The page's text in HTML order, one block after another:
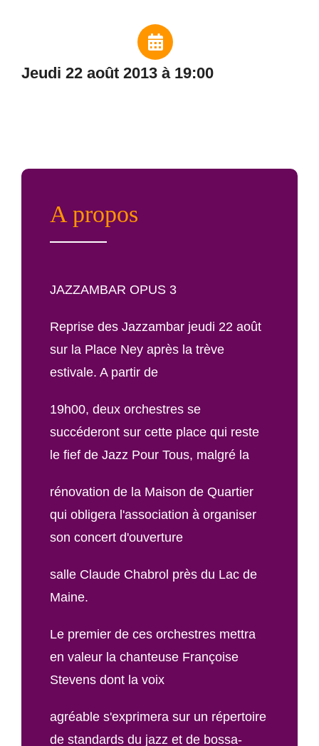
jeudi 22 août 2013 à 19:00
A propos
JAZZAMBAR OPUS 3
Reprise des Jazzambar jeudi 22 août
sur la Place Ney après la trève
estivale. A partir de
19h00, deux orchestres se
succéderont sur cette place qui reste
le fief de Jazz Pour Tous, malgré la
rénovation de la Maison de Quartier
qui obligera l'association à organiser
son concert d'ouverture
salle Claude Chabrol près du Lac de
Maine.
Le premier de ces orchestres mettra
en valeur la chanteuse Françoise
Stevens dont la voix
agréable s'exprimera sur un répertoire
de standards du jazz et de bossa-